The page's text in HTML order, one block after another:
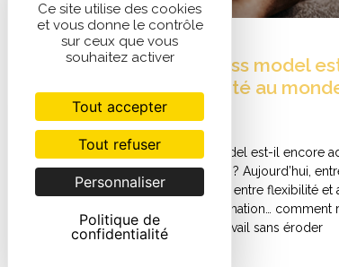
Ce site utilise des cookies
et vous donne le contrôle
sur ceux que vous
souhaitez activer
Tout accepter
Tout refuser
Personnaliser
Politique de
confidentialité
Votre business model
encore adapté au
change ?
Votre business model est-il encore
monde qui change ? Aujourd’hui,
et talents naviguent entre flexibilité et
Freelancing, IA, formation… comment
l’organisation du travail sans éroder